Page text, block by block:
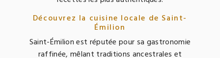
Découvrez la cuisine locale de Saint-
Émilion
Saint-Émilion est réputée pour sa gastronomie
raffinée, mêlant traditions ancestrales et